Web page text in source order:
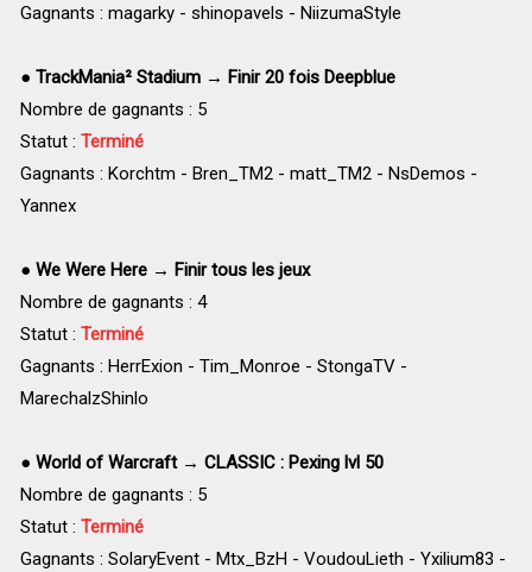
Gagnants : magarky - shinopavels - NiizumaStyle
● TrackMania² Stadium → Finir 20 fois Deepblue
Nombre de gagnants : 5
Statut : Terminé
Gagnants : Korchtm - Bren_TM2 - matt_TM2 - NsDemos -
Yannex
● We Were Here → Finir tous les jeux
Nombre de gagnants : 4
Statut : Terminé
Gagnants : HerrExion - Tim_Monroe - StongaTV -
MarechalzShinlo
● World of Warcraft → CLASSIC : Pexing lvl 50
Nombre de gagnants : 5
Statut : Terminé
Gagnants : SolaryEvent - Mtx_BzH - VoudouLieth - Yxilium83 -